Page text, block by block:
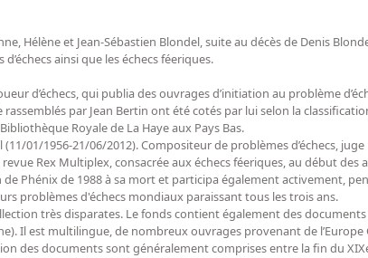
Hélène et Jean-Sébastien Blondel, suite au décès de Denis
Don concernant les échecs, plus particulièrement les problèmes et les parties d’échecs ainsi que les échecs féeriques.
d’échecs, qui publia des ouvrages d’initiation au problème
ont été cotés par lui selon la classification de la
Royale de La Haye aux Pays Bas.
01/1956-21/06/2012). Compositeur de problèmes d’échecs, juge
Rex Multiplex, consacrée aux échecs féeriques, au début des
Phénix de 1988 à sa mort et participa également activement,
problèmes d'échecs mondiaux paraissant tous les trois ans.
très disparates. Le fonds contient également des
Centrale
sont généralement comprises entre la fin du XIXe siècle et